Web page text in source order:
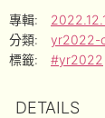
專輯:
分類:
yr2022-
標籤:
#yr2022
DETAILS